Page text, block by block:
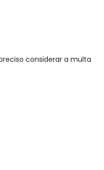
considerar a multa